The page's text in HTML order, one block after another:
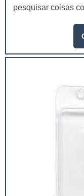
pesquisar coisas
um
extremamente